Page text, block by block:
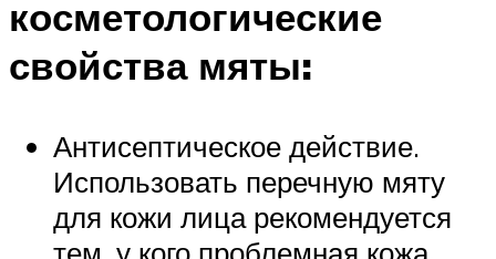
косметологические
свойства мяты:
Антисептическое действие.
Использовать перечную мяту
для кожи лица рекомендуется